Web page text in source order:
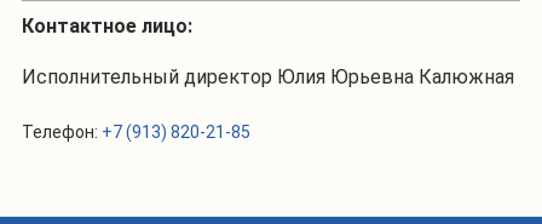
Контактное лицо:
Исполнительный директор Юлия Юрьевна Калюжная
Телефон: +7 (913) 820-21-85